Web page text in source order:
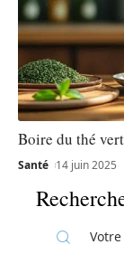
Boire du thé
Santé 14 juin 2025